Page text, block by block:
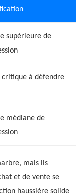
supérieure de
critique à défendre
médiane de
mais ils
et de vente se
haussière solide